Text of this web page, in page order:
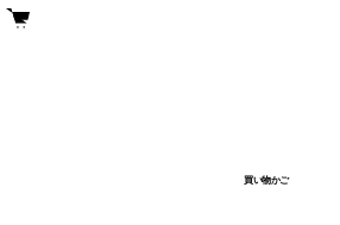
買い物かご